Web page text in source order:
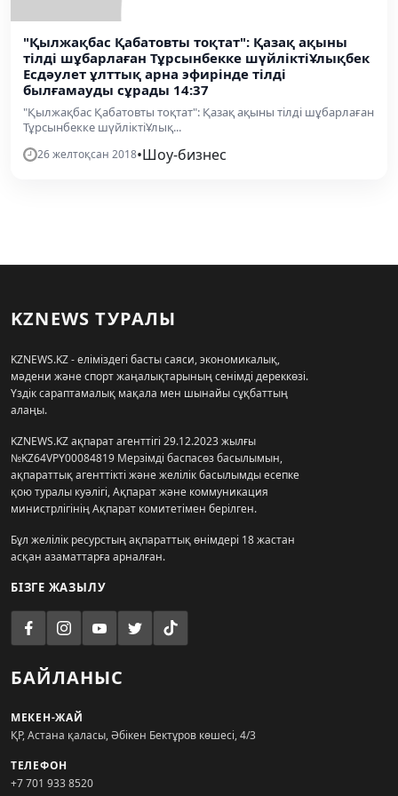
"Қылжақбас Қабатовты тоқтат": Қазақ ақыны
тілді шұбарлаған Тұрсынбекке шүйліктіҰлықбек
Есдәулет ұлттық арна эфирінде тілді
былғамауды сұрады 14:37
"Қылжақбас Қабатовты тоқтат": Қазақ ақыны тілді шұбарлаған
Тұрсынбекке шүйліктіҰлық...
26 желтоқсан 2018•Шоу-бизнес
KZNEWS ТУРАЛЫ
KZNEWS.KZ - еліміздегі басты саяси, экономикалық,
мәдени және спорт жаңалықтарының сенімді дереккөзі.
Үздік сараптамалық мақала мен шынайы сұқбаттың
алаңы.
KZNEWS.KZ ақпарат агенттігі 29.12.2023 жылғы
№KZ64VPY00084819 Мерзімді баспасөз басылымын,
ақпараттық агенттікті және желілік басылымды есепке
қою туралы куәлігі, Ақпарат және коммуникация
министрлігінің Ақпарат комитетімен берілген.
Бұл желілік ресурстың ақпараттық өнімдері 18 жастан
асқан азаматтарға арналған.
БІЗГЕ ЖАЗЫЛУ
БАЙЛАНЫС
МЕКЕН-ЖАЙ
ҚР, Астана қаласы, Әбікен Бектұров көшесі, 4/3
ТЕЛЕФОН
+7 701 933 8520